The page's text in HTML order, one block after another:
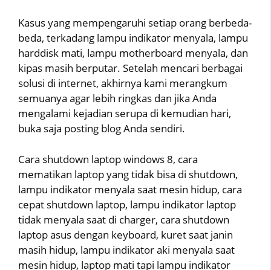
Kasus yang mempengaruhi setiap orang berbeda-
beda, terkadang lampu indikator menyala, lampu
harddisk mati, lampu motherboard menyala, dan
kipas masih berputar. Setelah mencari berbagai
solusi di internet, akhirnya kami merangkum
semuanya agar lebih ringkas dan jika Anda
mengalami kejadian serupa di kemudian hari,
buka saja posting blog Anda sendiri.
Cara shutdown laptop windows 8, cara
mematikan laptop yang tidak bisa di shutdown,
lampu indikator menyala saat mesin hidup, cara
cepat shutdown laptop, lampu indikator laptop
tidak menyala saat di charger, cara shutdown
laptop asus dengan keyboard, kuret saat janin
masih hidup, lampu indikator aki menyala saat
mesin hidup, laptop mati tapi lampu indikator